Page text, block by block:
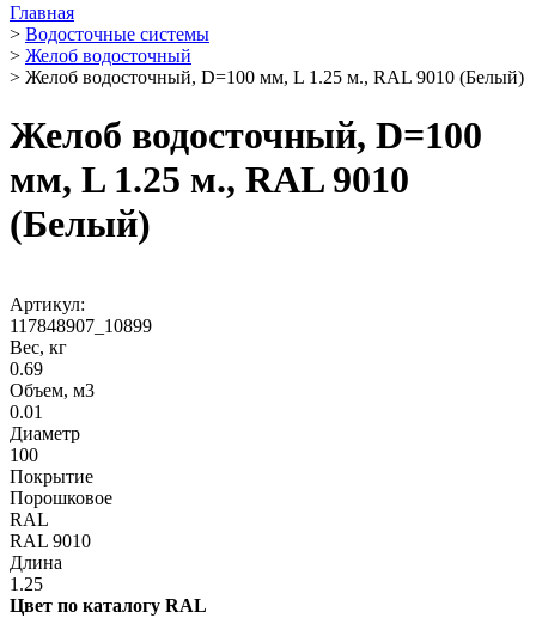
Главная
> Водосточные системы
> Желоб водосточный
> Желоб водосточный, D=100 мм, L 1.25 м., RAL 9010 (Белый)
Желоб водосточный, D=100
мм, L 1.25 м., RAL 9010
(Белый)
Артикул:
117848907_10899
Вес, кг
0.69
Объем, м3
0.01
Диаметр
100
Покрытие
Порошковое
RAL
RAL 9010
Длина
1.25
Цвет по каталогу RAL